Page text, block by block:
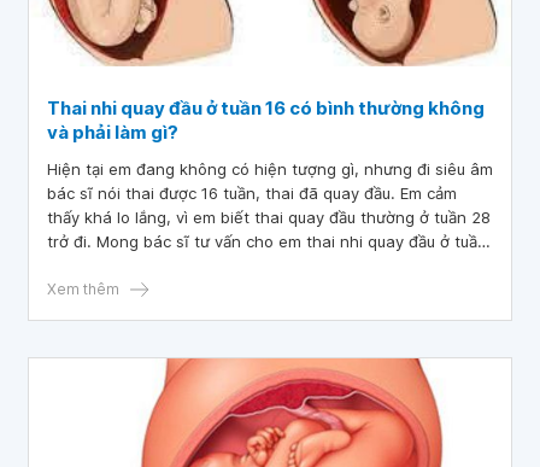
Thai nhi quay đầu ở tuần 16 có bình thường không
và phải làm gì?
Hiện tại em đang không có hiện tượng gì, nhưng đi siêu âm
bác sĩ nói thai được 16 tuần, thai đã quay đầu. Em cảm
thấy khá lo lắng, vì em biết thai quay đầu thường ở tuần 28
trở đi. Mong bác sĩ tư vấn cho em thai nhi quay đầu ở tuần
Xem thêm